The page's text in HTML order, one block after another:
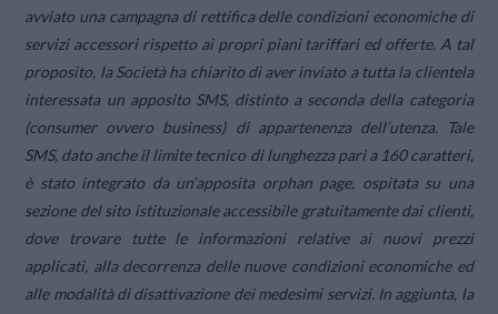
avviato una campagna di rettifica delle condizioni economiche di
servizi accessori rispetto ai propri piani tariffari ed offerte. A tal
proposito, la Società ha chiarito di aver inviato a tutta la clientela
interessata un apposito SMS, distinto a seconda della categoria
(consumer ovvero business) di appartenenza dell’utenza. Tale
SMS, dato anche il limite tecnico di lunghezza pari a 160 caratteri,
è stato integrato da un’apposita orphan page, ospitata su una
sezione del sito istituzionale accessibile gratuitamente dai clienti,
dove trovare tutte le informazioni relative ai nuovi prezzi
applicati, alla decorrenza delle nuove condizioni economiche ed
alle modalità di disattivazione dei medesimi servizi. In aggiunta, la